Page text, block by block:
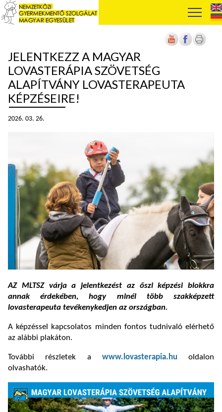
JELENTKEZZ A MAGYAR
LOVASTERÁPIA SZÖVETSÉG
ALAPÍTVÁNY LOVASTERAPEUTA
KÉPZÉSEIRE!
2026. 03. 26.
AZ MLTSZ várja a jelentkezést az őszi képzési blokkra
annak érdekében, hogy minél több szakképzett
lovasterapeuta tevékenykedjen az országban.
A képzéssel kapcsolatos minden fontos tudnivaló elérhető
az alábbi plakáton.
További részletek a www.lovasterapia.hu oldalon
olvashatók.